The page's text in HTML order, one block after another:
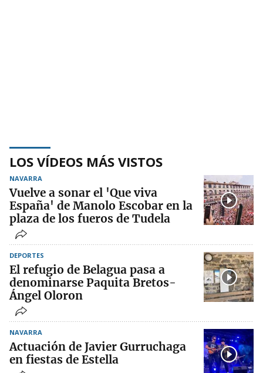
LOS VÍDEOS MÁS VISTOS
NAVARRA
Vuelve a sonar el 'Que viva
España' de Manolo Escobar en la
plaza de los fueros de Tudela
DEPORTES
El refugio de Belagua pasa a
denominarse Paquita Bretos-
Ángel Oloron
NAVARRA
Actuación de Javier Gurruchaga
en fiestas de Estella